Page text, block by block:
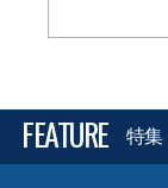
FEATURE 特集